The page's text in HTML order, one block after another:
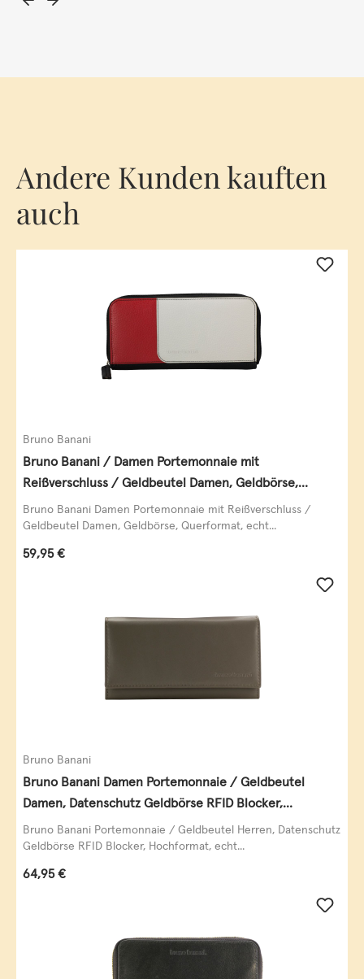
Andere Kunden kauften
auch
Bruno Banani
Bruno Banani / Damen Portemonnaie mit
Reißverschluss / Geldbeutel Damen, Geldbörse,
Querformat, echt Leder, black/white/red
Bruno Banani Damen Portemonnaie mit Reißverschluss /
Geldbeutel Damen, Geldbörse, Querformat, echt...
Regulärer Preis:
59,95 €
Bruno Banani
Bruno Banani Damen Portemonnaie / Geldbeutel
Damen, Datenschutz Geldbörse RFID Blocker,
Querformat, echt Leder, taupe
Bruno Banani Portemonnaie / Geldbeutel Herren, Datenschutz
Geldbörse RFID Blocker, Hochformat, echt...
Regulärer Preis:
64,95 €